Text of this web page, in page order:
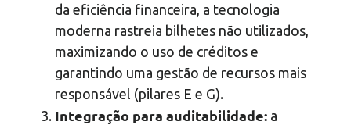
da eficiência financeira, a tecnologia
moderna rastreia bilhetes não utilizados,
maximizando o uso de créditos e
garantindo uma gestão de recursos mais
responsável (pilares E e G).
Integração para auditabilidade: a